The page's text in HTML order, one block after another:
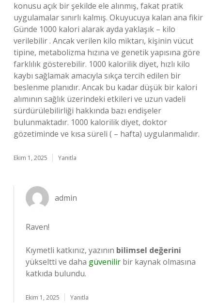
konusu açık bir şekilde ele alınmış, fakat pratik
uygulamalar sınırlı kalmış. Okuyucuya kalan ana fikir
Günde 1000 kalori alarak ayda yaklaşık – kilo
verilebilir . Ancak verilen kilo miktarı, kişinin vücut
tipine, metabolizma hızına ve genetik yapısına göre
farklılık gösterebilir. 1000 kalorilik diyet, hızlı kilo
kaybı sağlamak amacıyla sıkça tercih edilen bir
beslenme planıdır. Ancak bu kadar düşük bir kalori
alımının sağlık üzerindeki etkileri ve uzun vadeli
sürdürülebilirliği hakkında bazı endişeler
bulunmaktadır. 1000 kalorilik diyet, doktor
gözetiminde ve kısa süreli ( – hafta) uygulanmalıdır.
Ekim 1, 2025 Yanıtla
admin
Raven!
Kıymetli katkınız, yazının bilimsel değerini
yükseltti ve daha güvenilir bir kaynak olmasına
katkıda bulundu.
Ekim 1, 2025 Yanıtla